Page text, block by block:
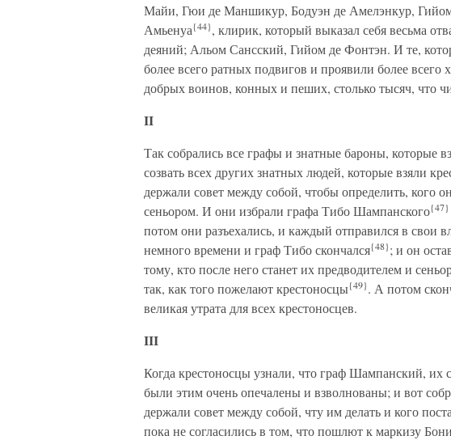
Майи, Гюи де Маншикур, Бодуэн де Амелэнкур,
Амьенуа{44}, клирик, который выказал себя весьма
деяний; Альом Сансский, Гийом де Фонтэн. И те,
более всего ратных подвигов и проявили более
добрых воинов, конных и пеших, столько тысяч, что
II
Так собрались все графы и знатные бароны, которые
созвать всех других знатных людей, которые взяли
держали совет между собой, чтобы определить, кого
сеньором. И они избрали графа Тибо Шампанского{47}
потом они разъехались, и каждый отправился в свои
немного времени и граф Тибо скончался{48}; и он
тому, кто после него станет их предводителем и
так, как того пожелают крестоносцы{49}. А потом
великая утрата для всех крестоносцев.
III
Когда крестоносцы узнали, что граф Шампанский, их
были этим очень опечалены и взволнованы; и вот
держали совет между собой, чту им делать и кого
пока не согласились в том, что пошлют к маркизу